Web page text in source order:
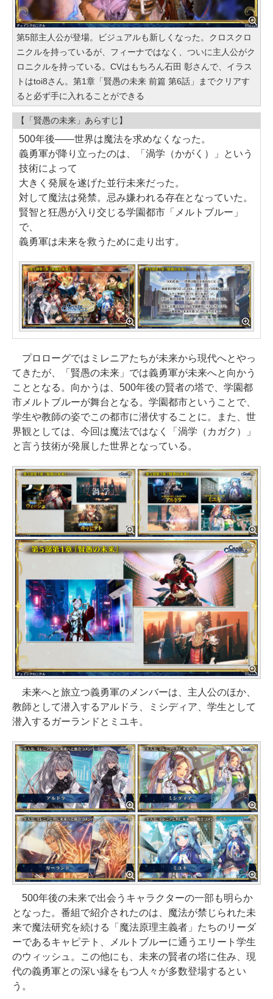
第5部主人公が登場。ビジュアルも新しくなった。クロスクロ
ニクルを持っているが、フィーナではなく、ついに主人公がク
ロニクルを持っている。CVはもちろん石田 彰さんで、イラス
トはtoi8さん。第1章「賢愚の未来 前篇 第6話」までクリアす
ると必ず手に入れることができる
【「賢愚の未来」あらすじ】
500年後――世界は魔法を求めなくなった。
義勇軍が降り立ったのは、「渦学（かがく）」という
技術によって
大きく発展を遂げた並行未来だった。
対して魔法は発禁。忌み嫌われる存在となっていた。
賢智と狂愚が入り交じる学園都市「メルトブルー」
で、
義勇軍は未来を救うために走り出す。
プロローグではミレニアたちが未来から現代へとやっ
てきたが、「賢愚の未来」では義勇軍が未来へと向かう
こととなる。向かうは、500年後の賢者の塔で、学園都
市メルトブルーが舞台となる。学園都市ということで、
学生や教師の姿でこの都市に潜伏することに。また、世
界観としては、今回は魔法ではなく「渦学（カガク）」
と言う技術が発展した世界となっている。
未来へと旅立つ義勇軍のメンバーは、主人公のほか、
教師として潜入するアルドラ、ミシディア、学生として
潜入するガーランドとミユキ。
500年後の未来で出会うキャラクターの一部も明らか
となった。番組で紹介されたのは、魔法が禁じられた未
来で魔法研究を続ける「魔法原理主義者」たちのリーダ
ーであるキャピテト、メルトブルーに通うエリート学生
のウィッシュ。この他にも、未来の賢者の塔に住み、現
代の義勇軍との深い縁をもつ人々が多数登場するとい
う。